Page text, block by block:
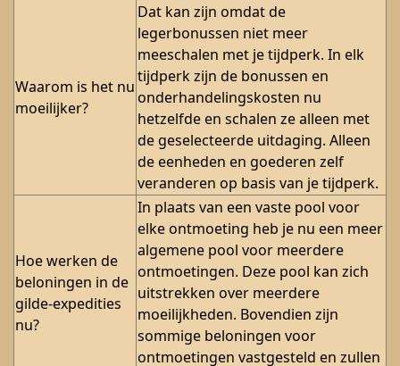
Waarom is het nu
moeilijker?
Dat kan zijn omdat de
legerbonussen niet meer
meeschalen met je tijdperk. In elk
tijdperk zijn de bonussen en
onderhandelingskosten nu
hetzelfde en schalen ze alleen met
de geselecteerde uitdaging. Alleen
de eenheden en goederen zelf
veranderen op basis van je tijdperk.
Hoe werken de
beloningen in de
gilde-expedities
nu?
In plaats van een vaste pool voor
elke ontmoeting heb je nu een meer
algemene pool voor meerdere
ontmoetingen. Deze pool kan zich
uitstrekken over meerdere
moeilijkheden. Bovendien zijn
sommige beloningen voor
ontmoetingen vastgesteld en zullen